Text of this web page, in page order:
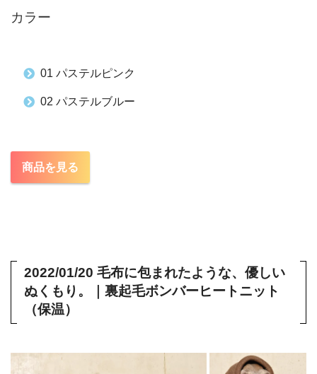
カラー
01 パステルピンク
02 パステルブルー
商品を見る
2022/01/20 毛布に包まれたような、優しい
ぬくもり。｜裏起毛ボンバーヒートニット
（保温）